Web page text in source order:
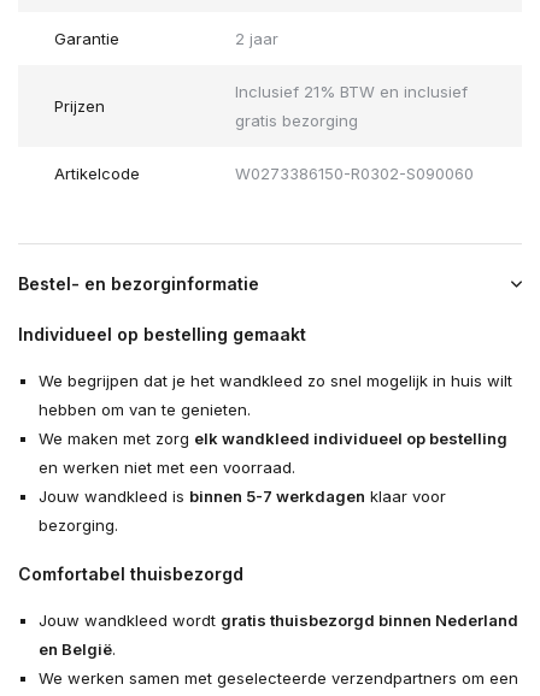
Garantie 2 jaar
Prijzen
Inclusief 21% BTW en inclusief
gratis bezorging
Artikelcode W0273386150-R0302-S090060
Bestel- en bezorginformatie
Individueel op bestelling gemaakt
We begrijpen dat je het wandkleed zo snel mogelijk in huis wilt
hebben om van te genieten.
We maken met zorg elk wandkleed individueel op bestelling
en werken niet met een voorraad.
Jouw wandkleed is binnen 5-7 werkdagen klaar voor
bezorging.
Comfortabel thuisbezorgd
Jouw wandkleed wordt gratis thuisbezorgd binnen Nederland
en België.
We werken samen met geselecteerde verzendpartners om een